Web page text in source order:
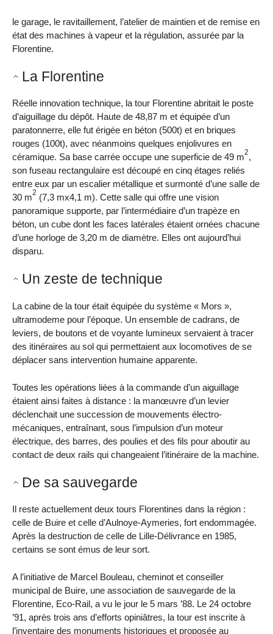
le garage, le ravitaillement, l’atelier de maintien et de remise en
état des machines à vapeur et la régulation, assurée par la
Florentine.
La Florentine
Réelle innovation technique, la tour Florentine abritait le poste
d’aiguillage du dépôt. Haute de 48,87 m et équipée d’un
paratonnerre, elle fut érigée en béton (500t) et en briques
rouges (100t), avec néanmoins quelques enjolivures en
céramique. Sa base carrée occupe une superficie de 49 m2,
son fuseau rectangulaire est découpé en cinq étages reliés
entre eux par un escalier métallique et surmonté d’une salle de
30 m2 (7,3 mx4,1 m). Cette salle qui offre une vision
panoramique supporte, par l’intermédiaire d’un trapèze en
béton, un cube dont les faces latérales étaient ornées chacune
d’une horloge de 3,20 m de diamètre. Elles ont aujourd’hui
disparu.
Un zeste de technique
La cabine de la tour était équipée du système « Mors »,
ultramodeme pour l’époque. Un ensemble de cadrans, de
leviers, de boutons et de voyante lumineux servaient à tracer
des itinéraires au sol qui permettaient aux locomotives de se
déplacer sans intervention humaine apparente.
Toutes les opérations liées à la commande d’un aiguillage
étaient ainsi faites à distance : la manœuvre d’un levier
déclenchait une succession de mouvements électro-
mécaniques, entraînant, sous l’impulsion d’un moteur
électrique, des barres, des poulies et des fils pour aboutir au
contact de deux rails qui changeaient l’itinéraire de la machine.
De sa sauvegarde
Il reste actuellement deux tours Florentines dans la région :
celle de Buire et celle d’Aulnoye-Aymeries, fort endommagée.
Après la destruction de celle de Lille-Délivrance en 1985,
certains se sont émus de leur sort.
A l’initiative de Marcel Bouleau, cheminot et conseiller
municipal de Buire, une association de sauvegarde de la
Florentine, Eco-Rail, a vu le jour le 5 mars ’88. Le 24 octobre
’91, après trois ans d’efforts opiniâtres, la tour est inscrite à
l’inventaire des monuments historiques et proposée au